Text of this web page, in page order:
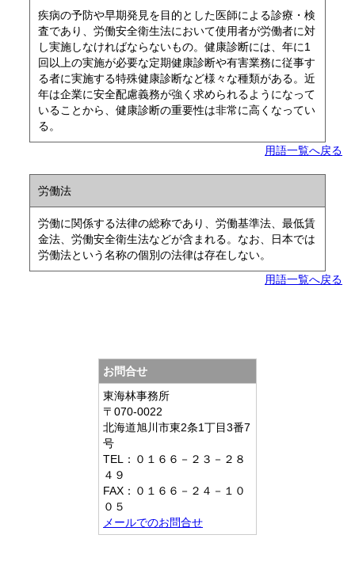
疾病の予防や早期発見を目的とした医師による診療・検
査であり、労働安全衛生法において使用者が労働者に対
し実施しなければならないもの。健康診断には、年に1
回以上の実施が必要な定期健康診断や有害業務に従事す
る者に実施する特殊健康診断など様々な種類がある。近
年は企業に安全配慮義務が強く求められるようになって
いることから、健康診断の重要性は非常に高くなってい
る。
用語一覧へ戻る
労働法
労働に関係する法律の総称であり、労働基準法、最低賃
金法、労働安全衛生法などが含まれる。なお、日本では
労働法という名称の個別の法律は存在しない。
用語一覧へ戻る
お問合せ
東海林事務所
〒070-0022
北海道旭川市東2条1丁目3番7
号
TEL：０１６６－２３－２８
４９
FAX：０１６６－２４－１０
０５
メールでのお問合せ